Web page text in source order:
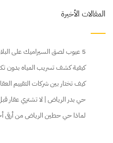
المقالات الأخيرة
5 عيوب لصق السيراميك على البلاط تندم عليها لاحقاً
كيفية كشف تسريب المياه بدون
كيف تختار بين شركات التقييم
حي بدر الرياض | لا تشتري عقار
لماذا حي حطين الرياض من أرقى